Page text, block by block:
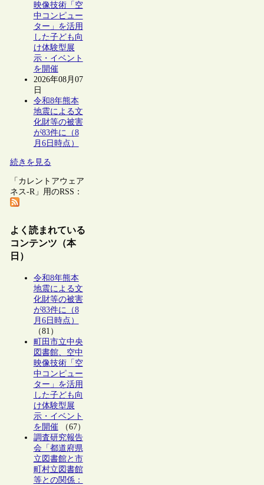
映像技術「空
中コンピュー
ター」を活用
した子ども向
け体験型展
示・イベント
を開催
2026年08月07
日
令和8年熊本
地震による文
化財等の被害
が83件に（8
月6日時点）
続きを見る
「カレントアウェア
ネス-R」用のRSS：
よく読まれている
コンテンツ（本
日）
令和8年熊本
地震による文
化財等の被害
が83件に（8
月6日時点）
（81）
町田市立中央
図書館、空中
映像技術「空
中コンピュー
ター」を活用
した子ども向
け体験型展
示・イベント
を開催（67）
調査研究報告
会「都道府県
立図書館と市
町村立図書館
等との関係：